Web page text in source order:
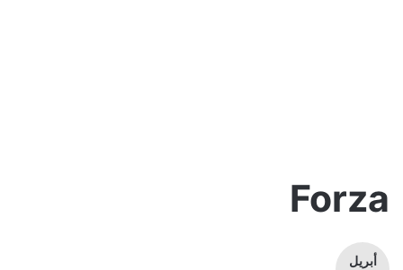
Forza
أبريل